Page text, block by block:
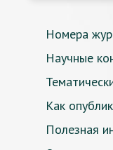
Номера
Научные
Как
Полезная